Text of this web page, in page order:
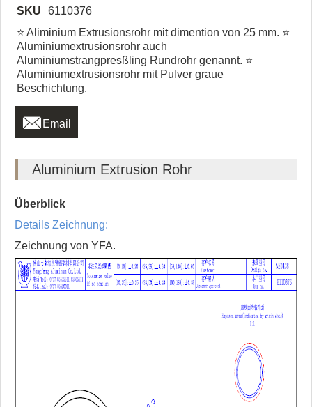
SKU
6110376
⭐ Aliminium Extrusionsrohr mit dimention von 25 mm. ⭐
Aluminiumextrusionsrohr auch
Aluminiumstrangpresßling Rundrohr genannt. ⭐
Aluminiumextrusionsrohr mit Pulver graue
Beschichtung.
 Email
Aluminium Extrusion Rohr
Überblick
Details Zeichnung:
Zeichnung von YFA.